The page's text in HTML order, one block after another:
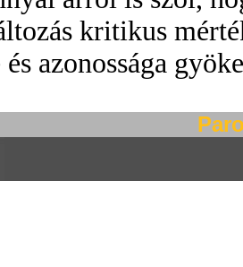
kritikus
azonossága